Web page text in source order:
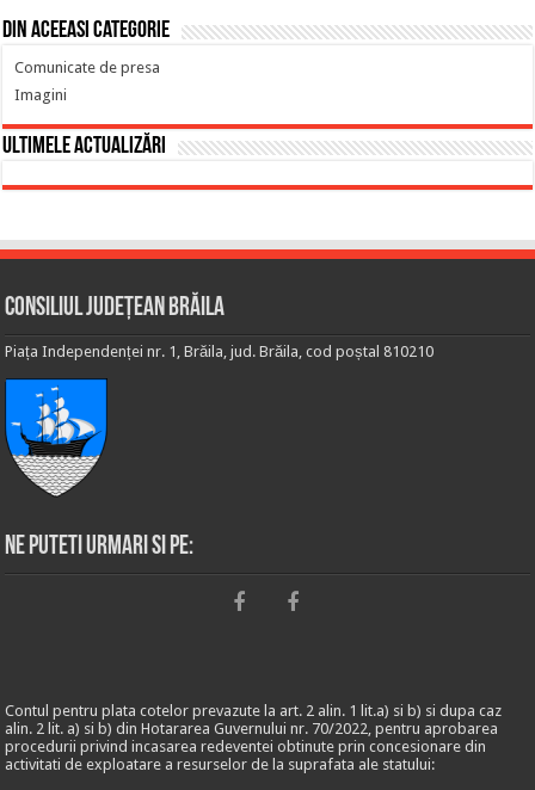
Din aceeasi categorie
Comunicate de presa
Imagini
Ultimele actualizări
Consiliul Județean Brăila
Piața Independenței nr. 1, Brăila, jud. Brăila, cod poștal 810210
Ne puteti urmari si pe:
Contul pentru plata cotelor prevazute la art. 2 alin. 1 lit.a) si b) si dupa caz
alin. 2 lit. a) si b) din Hotararea Guvernului nr. 70/2022, pentru aprobarea
procedurii privind incasarea redeventei obtinute prin concesionare din
activitati de exploatare a resurselor de la suprafata ale statului: